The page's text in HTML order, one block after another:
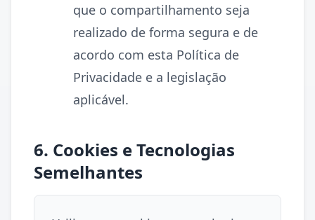
que o compartilhamento seja
realizado de forma segura e de
acordo com esta Política de
Privacidade e a legislação
aplicável.
6. Cookies e Tecnologias
Semelhantes